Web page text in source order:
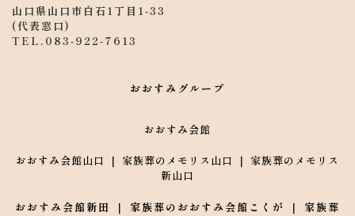
山口県山口市白石1丁目1-33
(代表窓口)
TEL. 083-922-7613
おおすみグループ
おおすみ会館
おおすみ会館山口 ｜ 家族葬のメモリス山口 ｜ 家族葬のメモリス
新山口
おおすみ会館新田 ｜ 家族葬のおおすみ会館こくが ｜ 家族葬